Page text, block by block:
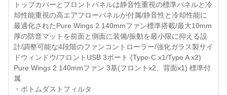
トップカバーとフロントパネルは静音性重視の標準パネルと冷
却性能重視の高エアフローパネルが付属/静音性と冷却性能に
最適化されたPure Wings 2 140mmファン標準搭載/最大10mm
厚の防音マットを前面と側面に装備/振動を最小限に抑える設
計/調整可能な4段階のファンコントローラー/強化ガラス製サイ
ドウィンドウ/フロントUSB 3ポート (Type-C x1/Type A x2)
Pure Wings 2 140mmファン 3基(フロントx2、背面x1) 標準付
属
・ボトムダストフィルタ